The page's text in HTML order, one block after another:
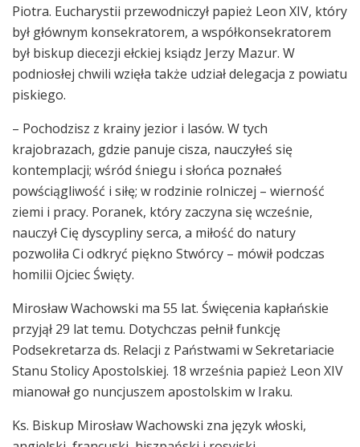
Piotra. Eucharystii przewodniczył papież Leon XIV, który
był głównym konsekratorem, a współkonsekratorem
był biskup diecezji ełckiej ksiądz Jerzy Mazur. W
podniosłej chwili wzięła także udział delegacja z powiatu
piskiego.
– Pochodzisz z krainy jezior i lasów. W tych
krajobrazach, gdzie panuje cisza, nauczyłeś się
kontemplacji; wśród śniegu i słońca poznałeś
powściągliwość i siłę; w rodzinie rolniczej – wierność
ziemi i pracy. Poranek, który zaczyna się wcześnie,
nauczył Cię dyscypliny serca, a miłość do natury
pozwoliła Ci odkryć piękno Stwórcy – mówił podczas
homilii Ojciec Święty.
Mirosław Wachowski ma 55 lat. Święcenia kapłańskie
przyjął 29 lat temu. Dotychczas pełnił funkcję
Podsekretarza ds. Relacji z Państwami w Sekretariacie
Stanu Stolicy Apostolskiej. 18 września papież Leon XIV
mianował go nuncjuszem apostolskim w Iraku.
Ks. Biskup Mirosław Wachowski zna język włoski,